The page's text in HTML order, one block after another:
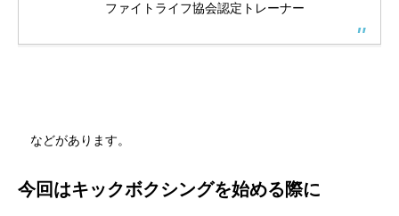
ファイトライフ協会認定トレーナー
などがあります。
今回はキックボクシングを始める際に